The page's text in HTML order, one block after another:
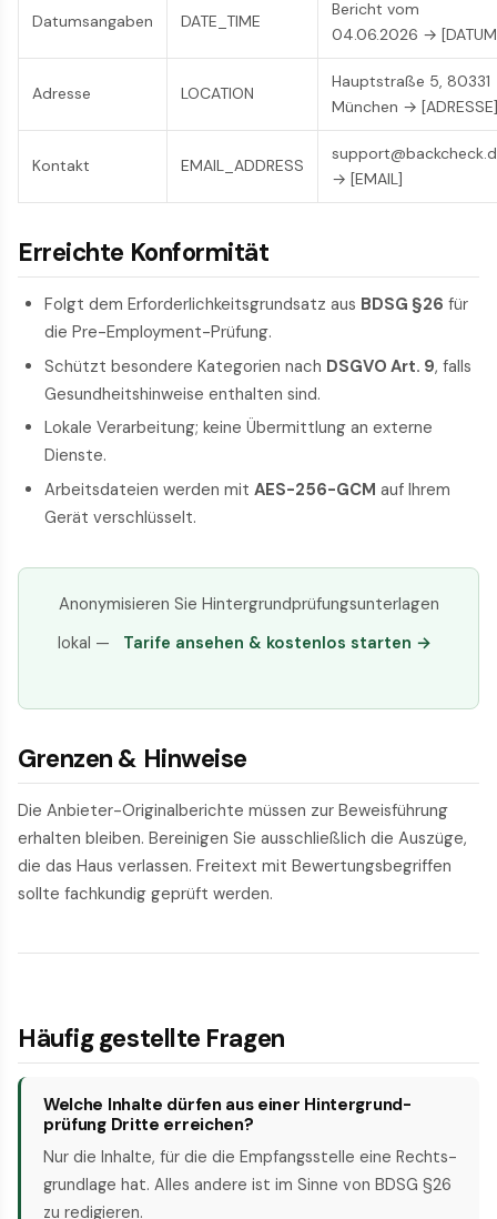
Datumsangaben DATE_TIME
Bericht vom
04.06.2026 →
Adresse LOCATION
Hauptstraße 5, 80331
München → [ADRESSE]
Kontakt EMAIL_ADDRESS
→ [EMAIL]
Erreichte Konformität
Folgt dem Erforderlichkeits­grundsatz aus BDSG §26 für
die Pre-Employment-Prüfung.
Schützt besondere Kategorien nach DSGVO Art. 9, falls
Gesundheits­hinweise enthalten sind.
Lokale Verarbeitung; keine Übermittlung an externe
Dienste.
Arbeitsdateien werden mit AES-256-GCM auf Ihrem
Gerät verschlüsselt.
Anonymisieren Sie Hintergrund­prüfungs­unterlagen
lokal —
Tarife ansehen & kostenlos starten →
Grenzen & Hinweise
Die Anbieter-Originalberichte müssen zur Beweisführung
erhalten bleiben. Bereinigen Sie ausschließlich die Auszüge,
die das Haus verlassen. Freitext mit Bewertungs­begriffen
sollte fachkundig geprüft werden.
Häufig gestellte Fragen
Welche Inhalte dürfen aus einer Hintergrund­
prüfung Dritte erreichen?
Nur die Inhalte, für die die Empfangsstelle eine Rechts­
grundlage hat. Alles andere ist im Sinne von BDSG §26
zu redigieren.